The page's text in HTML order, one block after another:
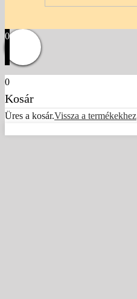
0
0
Kosár
Üres a kosár.Vissza a termékekhez